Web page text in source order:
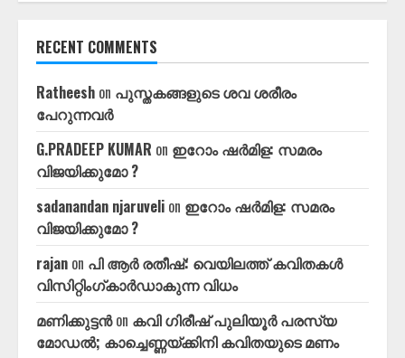
RECENT COMMENTS
Ratheesh on പുസ്തകങ്ങളുടെ ശവ ശരീരം
പേറുന്നവർ
G.PRADEEP KUMAR on ഇറോം ഷർമിള: സമരം
വിജയിക്കുമോ ?
sadanandan njaruveli on ഇറോം ഷർമിള: സമരം
വിജയിക്കുമോ ?
rajan on പി ആർ രതീഷ്: വെയിലത്ത്‌ കവിതകൾ
വിസിറ്റിംഗ്കാർഡാകുന്ന വിധം
മണിക്കുട്ടൻon കവി ഗിരീഷ്‌ പുലിയൂർ പരസ്യ
മോഡൽ; കാച്ചെണ്ണയ്ക്കിനി കവിതയുടെ മണം